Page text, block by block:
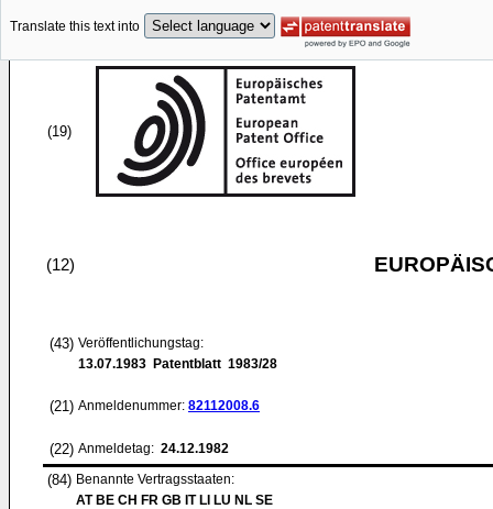
Translate this text into
(19)
(12)
(43) Veröffentlichungstag:
13.07.1983 Patentblatt 1983/28
(21) Anmeldenummer: 82112008.6
(22) Anmeldetag: 24.12.1982
(84) Benannte Vertragsstaaten:
AT BE CH FR GB IT LI LU NL SE